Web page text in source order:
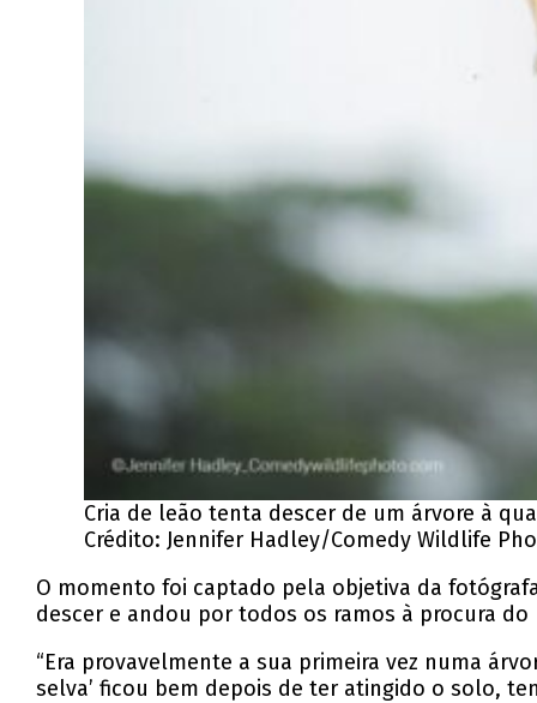
Cria de leão tenta descer de um árvore à
Crédito: Jennifer Hadley/Comedy Wildlife
O momento foi captado pela objetiva da
descer e andou por todos os ramos à procura
“Era provavelmente a sua primeira vez numa
selva’ ficou bem depois de ter atingido o solo,